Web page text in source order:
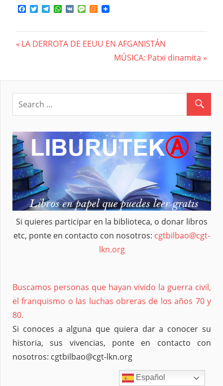
Facebook
TwitterTelegram
WhatsApp
VK MessageMeneame
de
entradas
Previous
LA DERROTA DE EEUU EN AFGANISTÁN
Next
MÚSICA: Patxi dinamita
Si quieres participar en la biblioteca, o donar libros
etc, ponte en contacto con nosotros: cgtbilbao@cgt-
lkn.org
Buscamos personas que hayan vivido la guerra civil,
el franquismo o las luchas obreras de los años 70 y
80.
Si conoces a alguna que quiera dar a conocer su
historia, sus vivencias, ponte en contacto con
nosotros: cgtbilbao@cgt-lkn.org
Español